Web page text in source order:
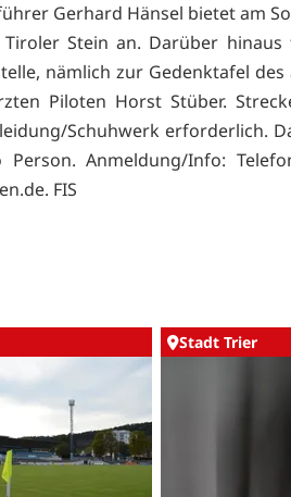
Gerhard Hänsel bietet am
Tiroler Stein an. Darüber
nämlich zur Gedenktafel
Piloten Horst Stüber.
Schuhwerk erforderlich.
Anmeldung/Info:
FIS
Stadt Trier